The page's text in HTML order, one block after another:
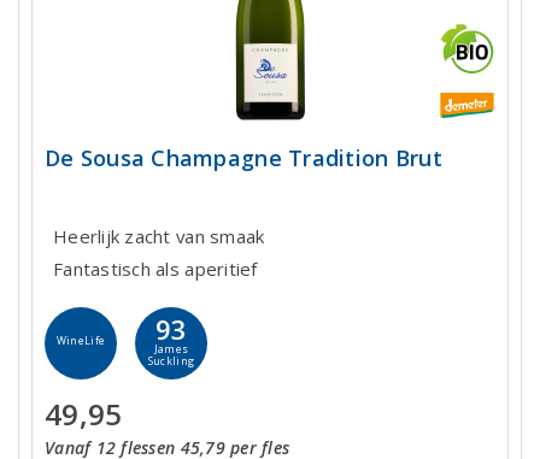
De Sousa Champagne Tradition Brut
Heerlijk zacht van smaak
Fantastisch als aperitief
WineLife 93
James
Suckling
49,95
Vanaf 12 flessen 45,79 per fles